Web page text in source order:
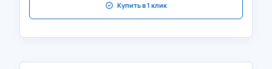
Купить в 1 клик